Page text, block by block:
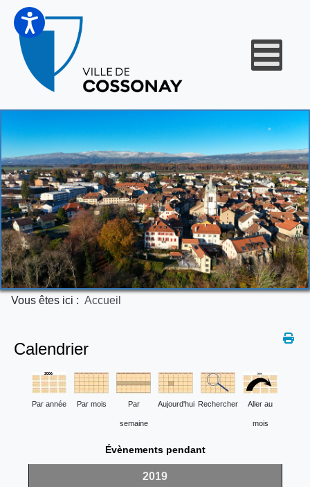
Vous êtes ici : Accueil
Calendrier
Par année Par mois Par
semaine
Aujourd'hui Rechercher Aller au
mois
Évènements pendant
2019